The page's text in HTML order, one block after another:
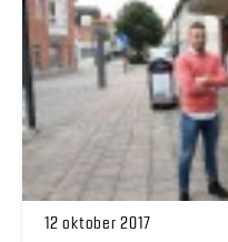
12 oktober 2017